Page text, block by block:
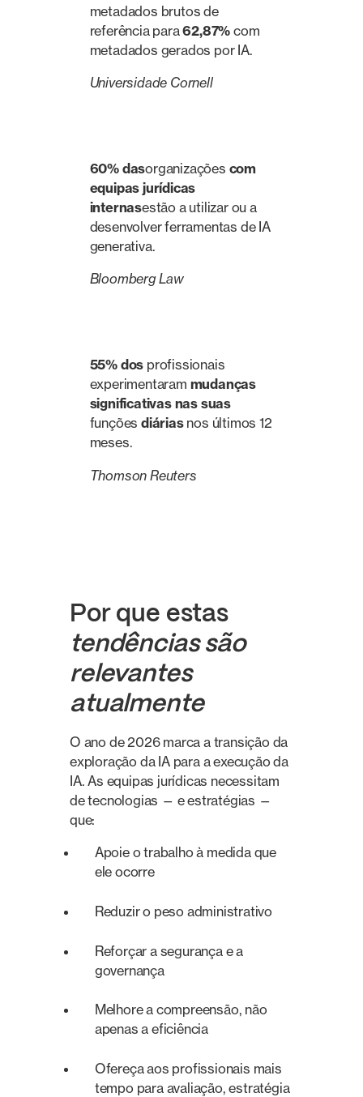
metadados brutos de
referência para62,87% com
metadados gerados por IA.
Universidade Cornell
60% dasorganizações com
equipas jurídicas
internasestão a utilizar ou a
desenvolver ferramentas de IA
generativa.
Bloomberg Law
55% dos profissionais
experimentaram mudanças
significativas nas suas
funçõesdiáriasnos últimos 12
meses.
Thomson Reuters
Por que estas
tendências são
relevantes
atualmente
O ano de 2026 marca a transição da
exploração da IA para a execução da
IA. As equipas jurídicas necessitam
de tecnologias — e estratégias —
que:
Apoie o trabalho à medida que
ele ocorre
Reduzir o peso administrativo
Reforçar a segurança e a
governança
Melhore a compreensão, não
apenas a eficiência
Ofereça aos profissionais mais
tempo para avaliação, estratégia